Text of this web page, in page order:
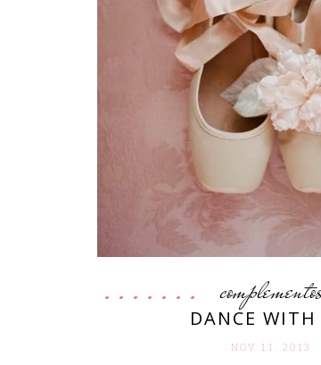
complementos
DANCE WITH
NOV 11. 2013